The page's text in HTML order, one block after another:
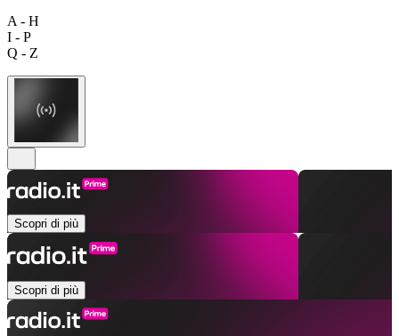
A - H
I - P
Q - Z
Scopri di più
Scopri di più